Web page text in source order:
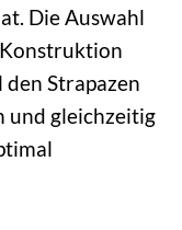
Die Auswahl
den Strapazen
und gleichzeitig